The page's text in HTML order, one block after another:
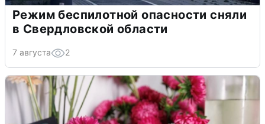
Режим беспилотной опасности сняли
в Свердловской области
7 августа 2